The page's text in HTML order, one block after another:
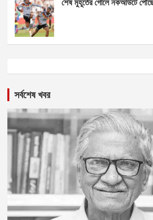
শেষ মুহূর্তের গোলে নকআউটে পৌঁছে
সর্বশেষ খবর